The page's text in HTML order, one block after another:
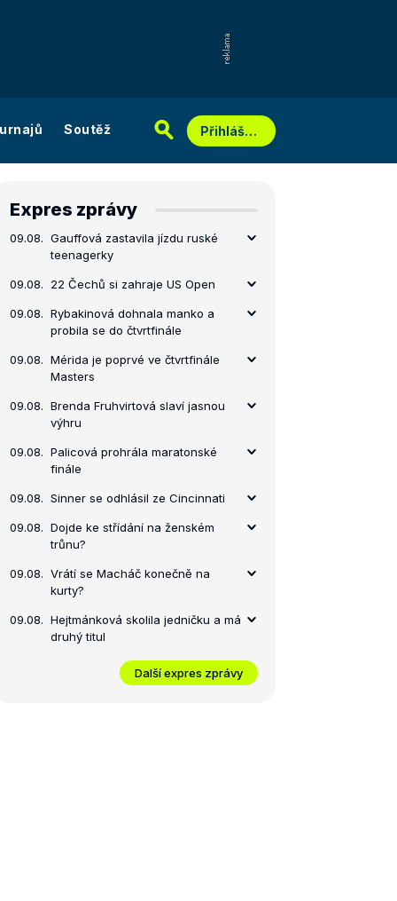
Soutěž Přihlášení
Expres zprávy
09.08. Gauffová zastavila jízdu ruské
teenagerky
09.08. 22 Čechů si zahraje US Open
09.08. Rybakinová dohnala manko a
probila se do čtvrtfinále
09.08. Mérida je poprvé ve čtvrtfinále
Masters
09.08. Brenda Fruhvirtová slaví jasnou
výhru
09.08. Palicová prohrála maratonské
finále
09.08. Sinner se odhlásil ze Cincinnati
09.08. Dojde ke střídání na ženském
trůnu?
09.08. Vrátí se Macháč konečně na
kurty?
09.08. Hejtmánková skolila jedničku a má
druhý titul
Další expres zprávy